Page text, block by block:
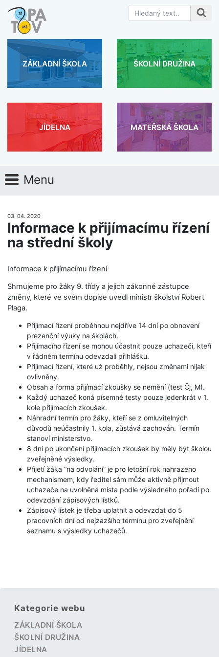
ZÁKLADNÍ ŠKOLA ŠKOLNÍ DRUŽINA
JÍDELNA MATEŘSKÁ ŠKOLA
Menu
03. 04. 2020
Informace k přijímacímu řízení
na střední školy
Informace k přijímacímu řízení
Shrnujeme pro žáky 9. třídy a jejich zákonné zástupce
změny, které ve svém dopise uvedl ministr školství Robert
Plaga.
Přijímací řízení proběhnou nejdříve 14 dní po obnovení
prezenční výuky na školách.
Přijímacího řízení se mohou účastnit pouze uchazeči, kteří
v řádném termínu odevzdali přihlášku.
Přijímací řízení, které už proběhly, nejsou změnami nijak
ovlivněny.
Obsah a forma přijímací zkoušky se nemění (test Čj, M).
Každý uchazeč koná písemné testy pouze jedenkrát v 1.
kole přijímacích zkoušek.
Náhradní termín pro žáky, kteří se z omluvitelných
důvodů neúčastnily 1. kola, zůstává zachován. Termín
stanoví ministerstvo.
8 dní po ukončení přijímacích zkoušek by měly být školou
zveřejněné výsledky.
Přijetí žáka “na odvolání” je pro letošní rok nahrazeno
mechanismem, kdy ředitel sám může aktivně přijmout
uchazeče na uvolněná místa podle výsledného pořadí po
odevzdání zápisových lístků.
Zápisový lístek je třeba uplatnit a odevzdat do 5
pracovních dní od nejzazšího termínu pro zveřejnění
seznamu s výsledky uchazečů.
Kategorie webu
ZÁKLADNÍ ŠKOLA
ŠKOLNÍ DRUŽINA
JÍDELNA